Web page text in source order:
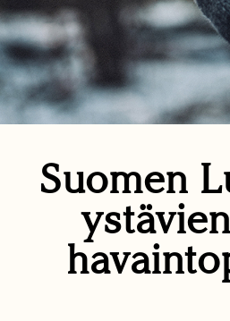
Suomen